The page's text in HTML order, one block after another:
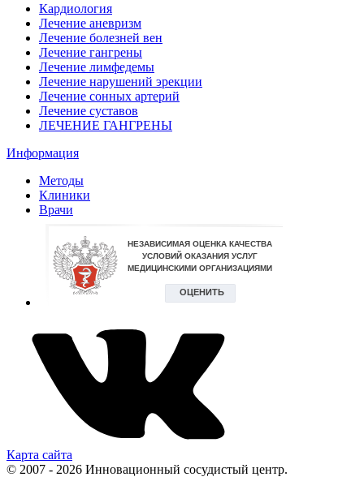
Кардиология
Лечение аневризм
Лечение болезней вен
Лечение гангрены
Лечение лимфедемы
Лечение нарушений эрекции
Лечение сонных артерий
Лечение суставов
ЛЕЧЕНИЕ ГАНГРЕНЫ
Информация
Методы
Клиники
Врачи
Карта сайта
© 2007 - 2026 Инновационный сосудистый центр.